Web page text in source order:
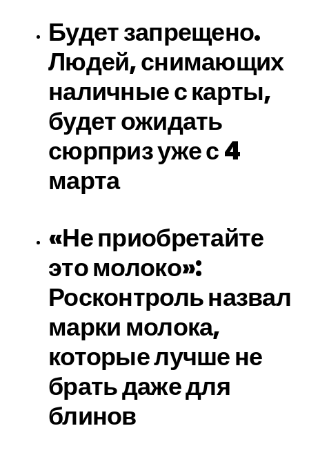
Будет запрещено.
Людей, снимающих
наличные с карты,
будет ожидать
сюрприз уже с 4
марта
«Не приобретайте
это молоко»:
Росконтроль назвал
марки молока,
которые лучше не
брать даже для
блинов